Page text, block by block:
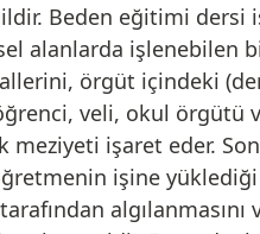
Beden eğitimi dersi
alanlarda işlenebilen
örgüt içindeki
veli, okul
işaret eder.
işine